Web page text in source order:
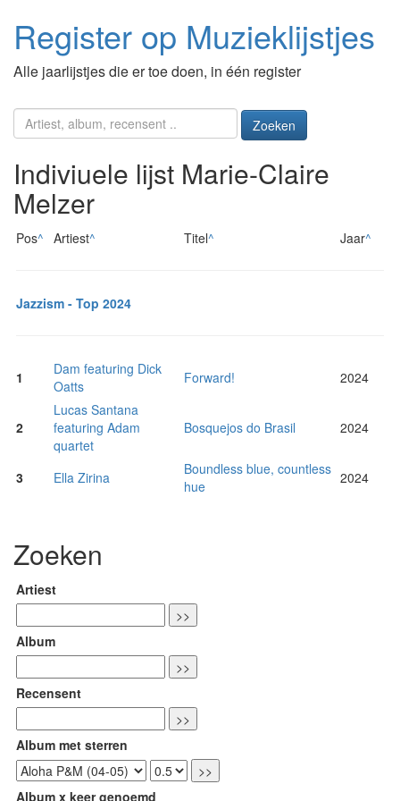
Register op Muzieklijstjes
Alle jaarlijstjes die er toe doen, in één register
Zoeken
Indiviuele lijst Marie-Claire
Melzer
Pos^ Artiest^ Titel^ Jaar^
Jazzism - Top 2024
1
Dam featuring Dick
Oatts
Forward! 2024
2
Lucas Santana
featuring Adam
quartet
Bosquejos do Brasil 2024
3 Ella Zirina
Boundless blue, countless
hue
2024
Zoeken
Artiest
Album
Recensent
Album met sterren
Album x keer genoemd